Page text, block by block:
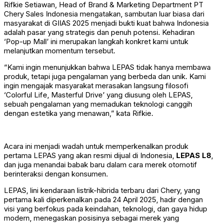
Rifkie Setiawan, Head of Brand & Marketing Department PT
Chery Sales Indonesia mengatakan, sambutan luar biasa dari
masyarakat di GIIAS 2025 menjadi bukti kuat bahwa Indonesia
adalah pasar yang strategis dan penuh potensi. Kehadiran
‘Pop-up Mall’ ini merupakan langkah konkret kami untuk
melanjutkan momentum tersebut.
“Kami ingin menunjukkan bahwa LEPAS tidak hanya membawa
produk, tetapi juga pengalaman yang berbeda dan unik. Kami
ingin mengajak masyarakat merasakan langsung filosofi
‘Colorful Life, Masterful Drive’ yang diusung oleh LEPAS,
sebuah pengalaman yang memadukan teknologi canggih
dengan estetika yang menawan,” kata Rifkie.
Acara ini menjadi wadah untuk memperkenalkan produk
pertama LEPAS yang akan resmi dijual di Indonesia, LEPAS L8,
dan juga menandai babak baru dalam cara merek otomotif
berinteraksi dengan konsumen.
LEPAS, lini kendaraan listrik-hibrida terbaru dari Chery, yang
pertama kali diperkenalkan pada 24 April 2025, hadir dengan
visi yang berfokus pada keindahan, teknologi, dan gaya hidup
modern, menegaskan posisinya sebagai merek yang